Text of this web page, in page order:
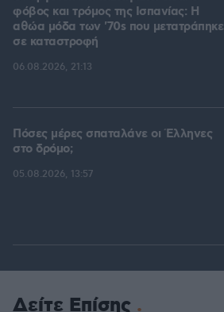
φόβος και τρόμος της Ισπανίας: Η
αθώα μόδα των '70s που μετατράπηκε
σε καταστροφή
06.08.2026, 21:13
Πόσες μέρες σπαταλάνε οι Έλληνες
στο δρόμο;
05.08.2026, 13:57
Δείτε Επίσης